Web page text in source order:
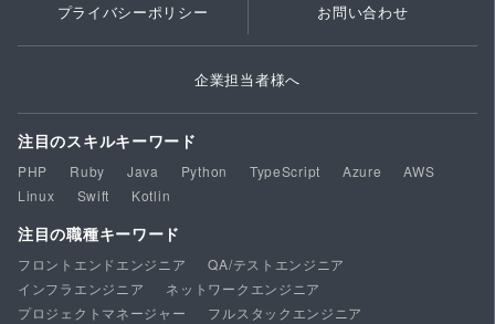
プライバシーポリシー お問い合わせ
企業担当者様へ
注目のスキルキーワード
PHP Ruby Java Python TypeScript Azure
AWS
Linux
Swift Kotlin
注目の職種キーワード
フロントエンドエンジニア
QA/テストエンジニア
インフラエンジニア
ネットワークエンジニア
プロジェクトマネージャー
フルスタックエンジニア